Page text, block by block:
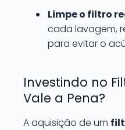
Limpe o filtro
cada lavagem,
para evitar o
Investindo no
Vale a Pena?
A aquisição de um